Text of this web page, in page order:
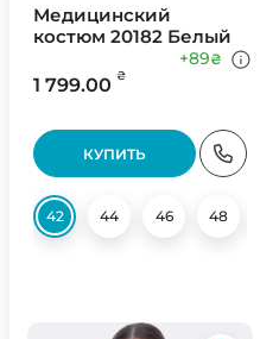
Медицинский
костюм 20182 Белый
1 799.00 ₴
+89₴
КУПИТЬ
42 44 46 48